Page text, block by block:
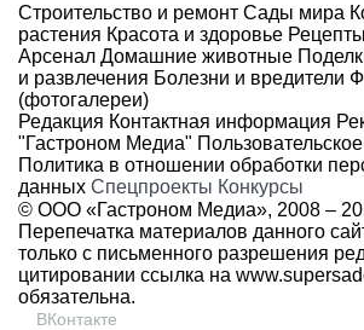
Строительство и ремонт Сады мира
растения Красота и здоровье Рецепты
Арсенал Домашние животные
и развлечения Болезни и вредители
(фотогалереи)
Редакция Контактная информация
"Гастроном Медиа"
Политика в отношении обработки
данных Спецпроекты Конкурсы
© ООО «Гастроном Медиа», 2008 –
Перепечатка материалов данного
только с письменного разрешения
цитировании ссылка на
обязательна.
ВКонтакте